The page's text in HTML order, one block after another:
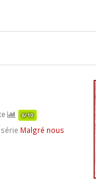
6/10
Malgré nous